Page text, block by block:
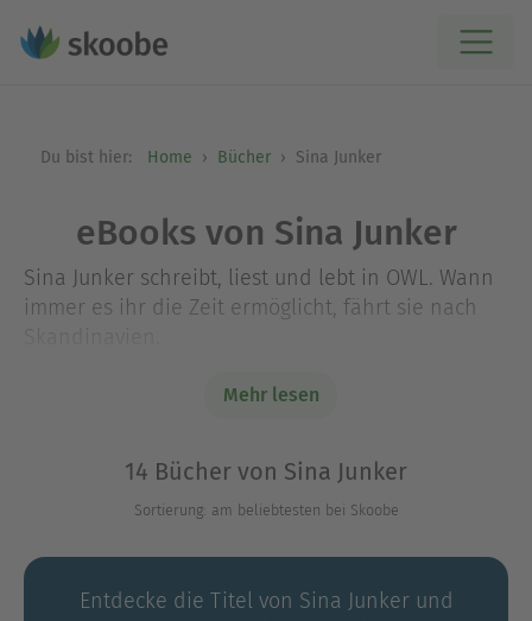
Du bist hier: Home Bücher Sina Junker
eBooks von Sina Junker
Sina Junker schreibt, liest und lebt in OWL. Wann
immer es ihr die Zeit ermöglicht, fährt sie nach
Zwischen Dünen, Sandburgen und mit einem
Klar, dass ihre Romane von der Schönheit des
Ihre Bücher sind wie die Lebensweise der
Mehr lesen
14 Bücher von Sina Junker
Sortierung: am beliebtesten bei Skoobe
Entdecke die Titel von Sina Junker und